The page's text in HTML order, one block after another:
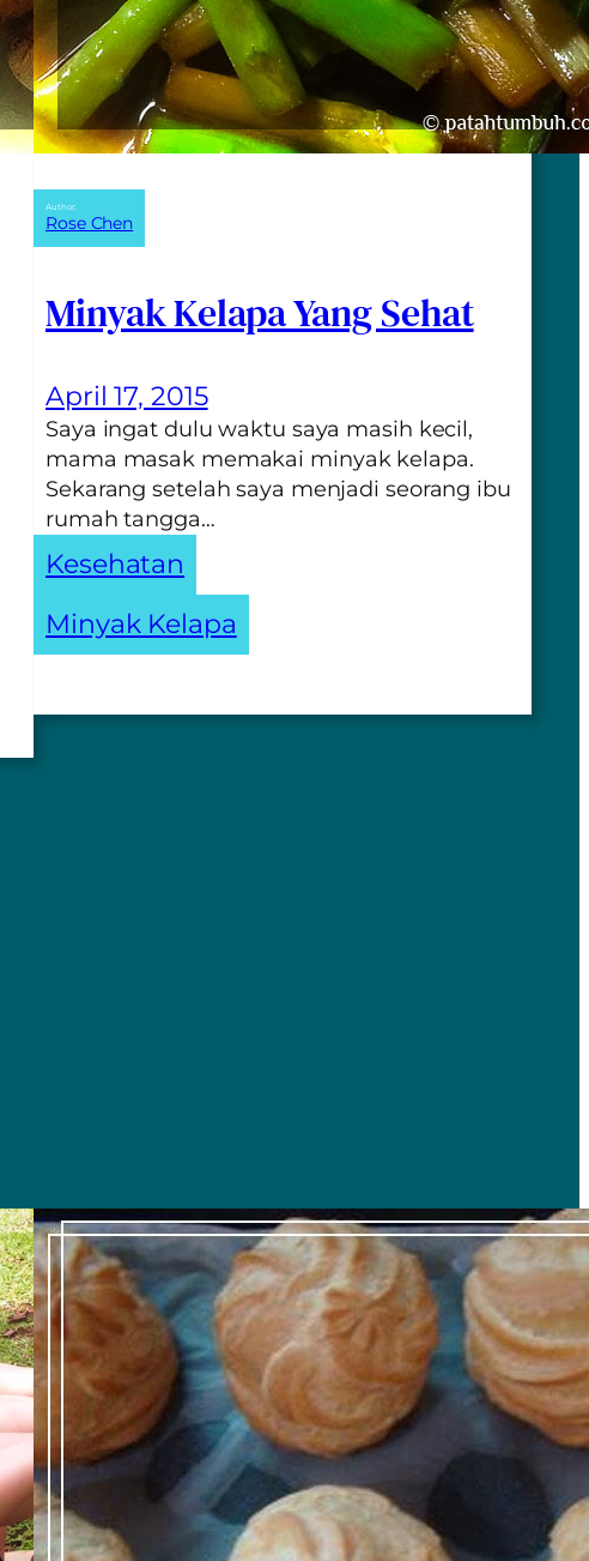
Author:
Rose Chen
Minyak Kelapa Yang Sehat
April 17, 2015
Saya ingat dulu waktu saya masih kecil,
mama masak memakai minyak kelapa.
Sekarang setelah saya menjadi seorang ibu
rumah tangga…
Kesehatan
Minyak Kelapa